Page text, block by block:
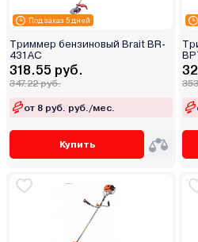
Под заказ 5 дней
Триммер бензиновый Brait BR-
431AC
318.55 руб.
347.22 руб.
от 8 руб. руб./мес.
Купить